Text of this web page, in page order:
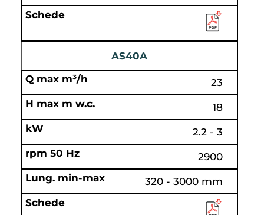
AS40A
23
18
2.2 - 3
2900
320 - 3000 mm